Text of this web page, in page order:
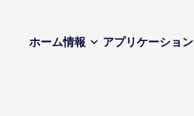
ホーム情報 アプリケーション